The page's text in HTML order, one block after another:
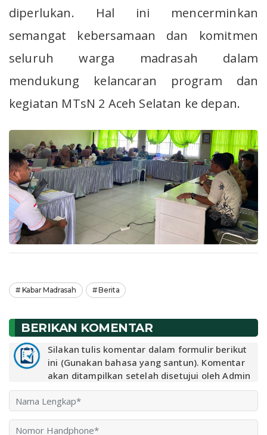
diperlukan. Hal ini mencerminkan
semangat kebersamaan dan komitmen
seluruh warga madrasah dalam
mendukung kelancaran program dan
kegiatan MTsN 2 Aceh Selatan ke depan.
Kabar Madrasah Berita
BERIKAN KOMENTAR
Silakan tulis komentar dalam formulir berikut
ini (Gunakan bahasa yang santun). Komentar
akan ditampilkan setelah disetujui oleh Admin